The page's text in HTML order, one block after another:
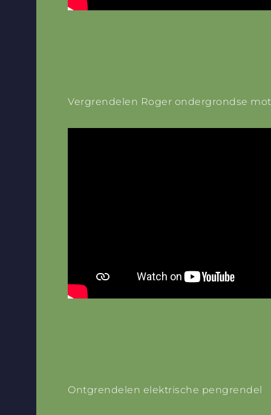
Vergrendelen Roger ondergrondse
Ontgrendelen elektrische pengrendel